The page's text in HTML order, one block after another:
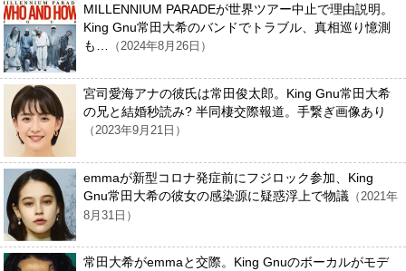
MILLENNIUM PARADEが世界ツアー中止で理由説明。
King Gnu常田大希のバンドでトラブル、真相巡り憶測
も…
（2024年8月26日）
宮司愛海アナの彼氏は常田俊太郎。King Gnu常田大希
の兄と結婚秒読み? 半同棲交際報道。手繋ぎ画像あり
（2023年9月21日）
emmaが新型コロナ発症前にフジロック参加、King
Gnu常田大希の彼女の感染源に疑惑浮上で物議 （2021年
8月31日）
常田大希がemmaと交際。King Gnuのボーカルがモデ